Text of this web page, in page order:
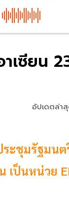
เซียน
อัปเดตล่า
ชุมรัฐมนต
ป็นหน่วย